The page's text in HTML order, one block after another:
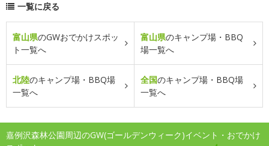
一覧に戻る
富山県のGWおでかけスポッ
ト一覧へ
富山県のキャンプ場・BBQ
場一覧へ
北陸のキャンプ場・BBQ場
一覧へ
全国のキャンプ場・BBQ場
一覧へ
嘉例沢森林公園周辺のGW(ゴールデンウィーク)イベント・おでかけ